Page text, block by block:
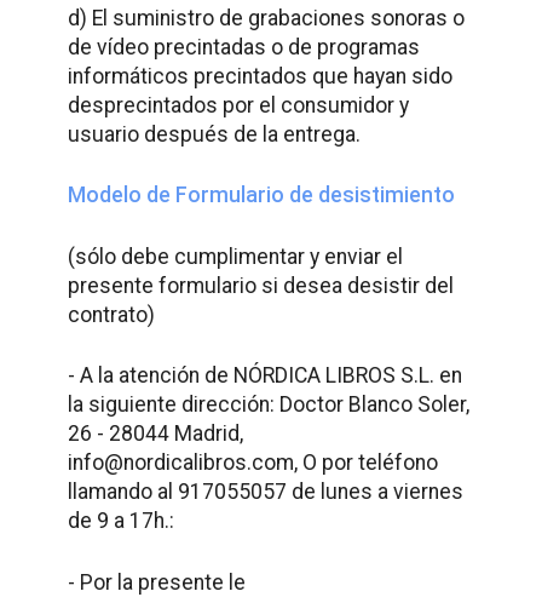
d) El suministro de grabaciones sonoras o
de vídeo precintadas o de programas
informáticos precintados que hayan sido
desprecintados por el consumidor y
usuario después de la entrega.
Modelo de Formulario de desistimiento
(sólo debe cumplimentar y enviar el
presente formulario si desea desistir del
contrato)
- A la atención de NÓRDICA LIBROS S.L. en
la siguiente dirección: Doctor Blanco Soler,
26 - 28044 Madrid,
info@nordicalibros.com, O por teléfono
llamando al 917055057 de lunes a viernes
de 9 a 17h.:
- Por la presente le